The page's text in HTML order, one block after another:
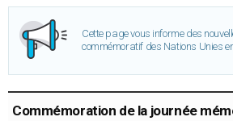
Cette page vous informe des
commémoratif des Nations Unies
Commémoration de la journée